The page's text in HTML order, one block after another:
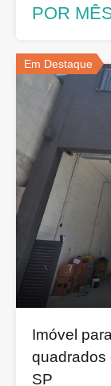
POR
Em Destaque
Imóvel
quadrados
SP